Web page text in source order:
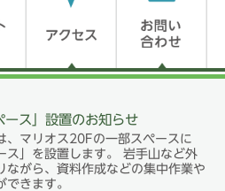
ース」設置のお知らせ
、マリオス20Fの一部スペースに
ス」を設置します。
岩手山など外
ながら、資料作成などの集中作業や
きます。